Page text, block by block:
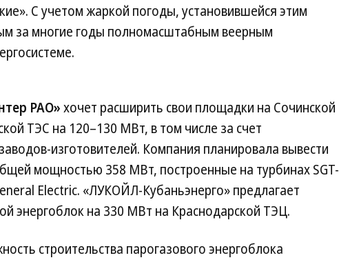
С учетом жаркой погоды, установившейся этим
за многие годы полномасштабным веерным
РАО»хочет расширить свои площадки на Сочинской
ТЭС на 120–130 МВт, в том числе за счет
изготовителей. Компания планировала вывести
мощностью 358 МВт, построенные на турбинах SGT-
Electric. «ЛУКОЙЛ-Кубаньэнерго» предлагает
энергоблок на 330 МВт на Краснодарской ТЭЦ.
строительства парогазового энергоблока